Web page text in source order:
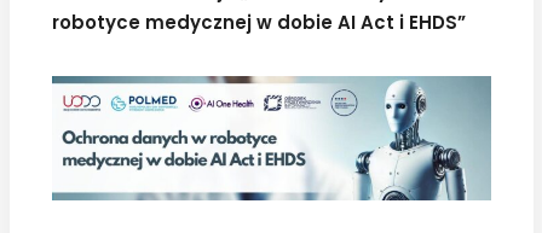
PlanetaNFT
robotyce medycznej w dobie AI Act i EHDS”